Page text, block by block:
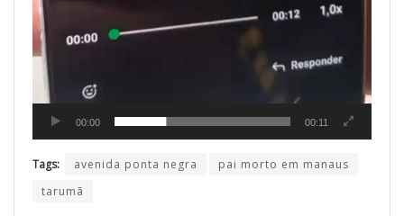
00:00 00:11
Tags: avenida ponta negra
pai morto em manaus
tarumã